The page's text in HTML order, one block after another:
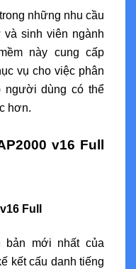
những nhu cầu
sinh viên ngành
này cung cấp
vụ cho việc phân
người dùng có thể
hơn.
v16 Full
Full
bản mới nhất của
kết cấu danh tiếng